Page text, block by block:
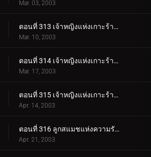
Mar. 03, 2003
ตอนที่ 313 เจ้าหญิงแห่งเกาะร้างกับปราสาทมังกร (ภาคคดี)
Mar. 10, 2003
ตอนที่ 314 เจ้าหญิงแห่งเกาะร้างกับปราสาทมังกร (ภาคสืบสวน)
Mar. 17, 2003
ตอนที่ 315 เจ้าหญิงแห่งเกาะร้างกับปราสาทมังกร (ภาคปิดคดี)
Apr. 14, 2003
ตอนที่ 316 ลูกสแมชแห่งความรักและการตัดสินใจ (ตอนแรก)
Apr. 21, 2003